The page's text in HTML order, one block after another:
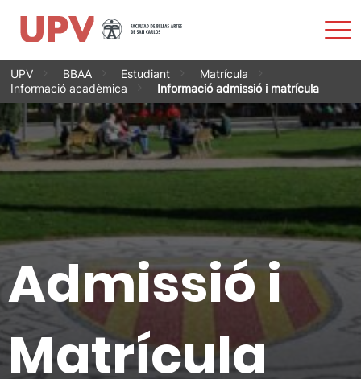
Vés
contingut
UPV BBAA Estudiant
Matrícula
Informació acadèmica
Informació admissió i matrícula
Admissió i
Matrícula